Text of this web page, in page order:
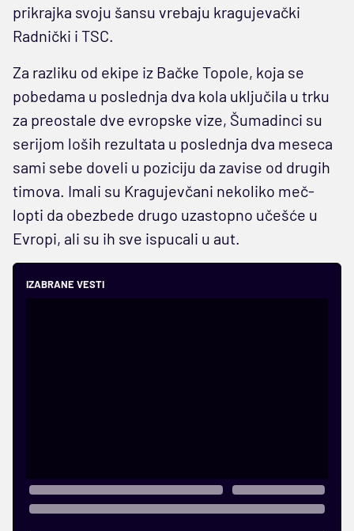
prikrajka svoju šansu vrebaju kragujevački
Radnički i TSC.
Za razliku od ekipe iz Bačke Topole, koja se
pobedama u poslednja dva kola uključila u trku
za preostale dve evropske vize, Šumadinci su
serijom loših rezultata u poslednja dva meseca
sami sebe doveli u poziciju da zavise od drugih
timova. Imali su Kragujevčani nekoliko meč-
lopti da obezbede drugo uzastopno učešće u
Evropi, ali su ih sve ispucali u aut.
IZABRANE VESTI